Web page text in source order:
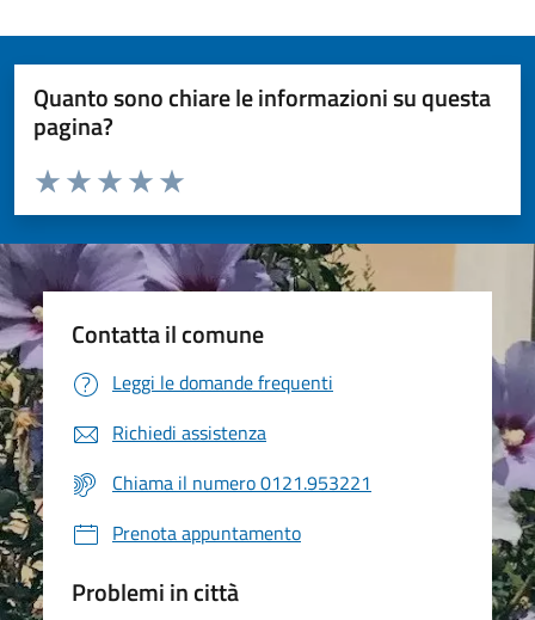
Quanto sono chiare le informazioni su questa
pagina?
Valuta da 1 a 5 stelle la pagina
Valuta 5 stelle su 5
Valuta 4 stelle su 5
Valuta 3 stelle su 5
Valuta 2 stelle su 5
Valuta 1 stelle su 5
Contatta il comune
Leggi le domande frequenti
Richiedi assistenza
Chiama il numero 0121.953221
Prenota appuntamento
Problemi in città